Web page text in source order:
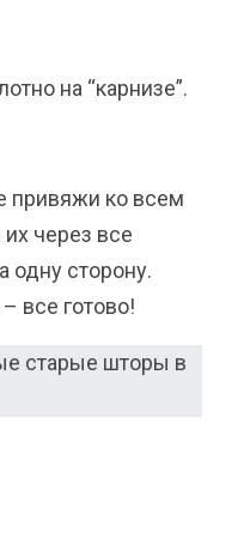
на “карнизе”.
привяжи ко всем
через все
одну сторону.
все готово!